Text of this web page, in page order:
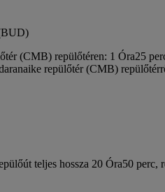
(CMB) repülőtéren: 1 Óra25
repülőtér (CMB)
teljes hossza 20 Óra50 perc,